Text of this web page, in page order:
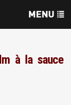
à la sauce